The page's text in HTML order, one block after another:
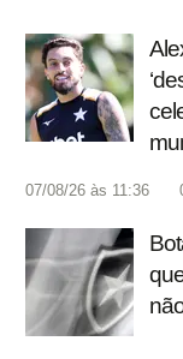
07/08/26 às 11:36